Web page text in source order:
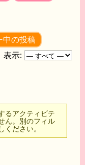
中の投稿
表示:
るアクティビテ
ん。別のフィル
ください。